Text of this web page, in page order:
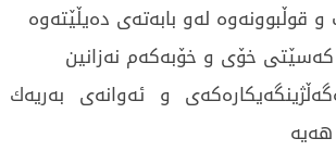
قوڵبوونەوە لەو بابەتەی دەیڵێتەوە
و ئەوانەی بەریەك